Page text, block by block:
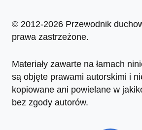
© 2012-2026 Przewodnik
prawa zastrzeżone.
Materiały zawarte na łamach
są objęte prawami autorskimi i
kopiowane ani powielane w
bez zgody autorów.